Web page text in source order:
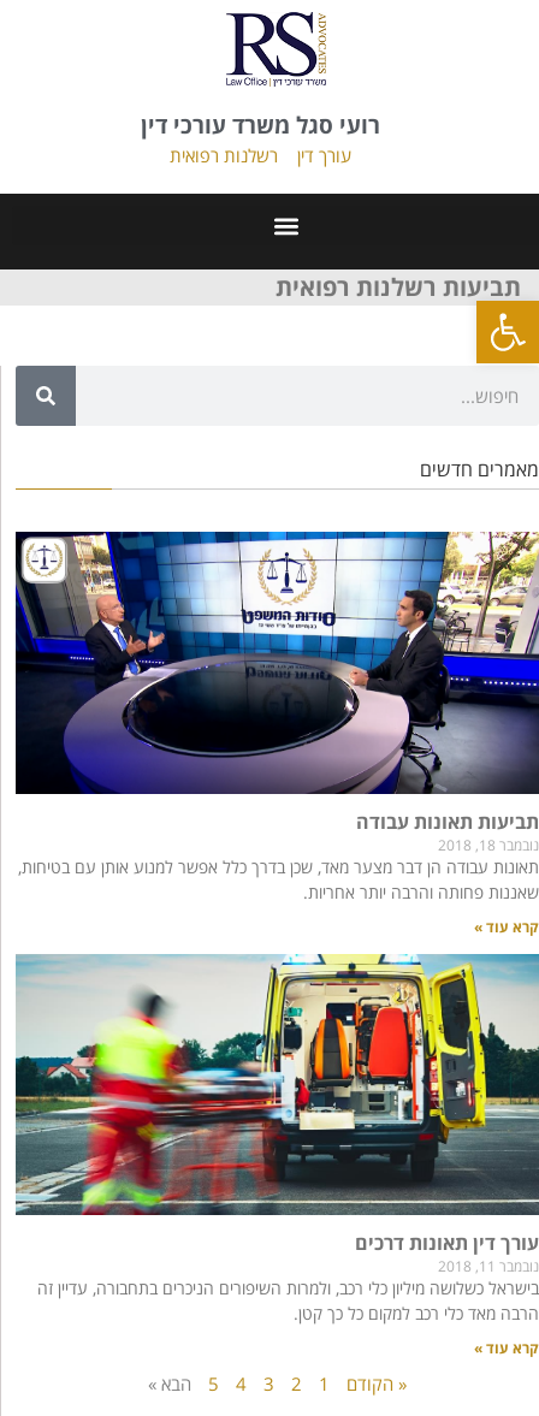
פתח סרגל נגישות
רועי סגל משרד עורכי דין
עורך דין רשלנות רפואית
תביעות רשלנות רפואית
מאמרים חדשים
תביעות תאונות עבודה
נובמבר 18, 2018
תאונות עבודה הן דבר מצער מאד, שכן בדרך כלל אפשר למנוע אותן עם בטיחות,
שאננות פחותה והרבה יותר אחריות.
קרא עוד »
עורך דין תאונות דרכים
נובמבר 11, 2018
בישראל כשלושה מיליון כלי רכב, ולמרות השיפורים הניכרים בתחבורה, עדיין זה
הרבה מאד כלי רכב למקום כל כך קטן.
קרא עוד »
« הקודם 1
2
3
4
5 הבא »